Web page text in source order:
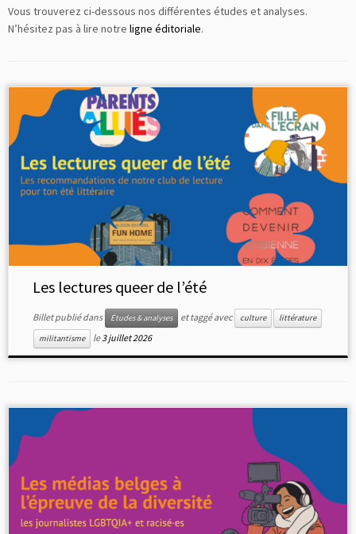
Vous trouverez ci-dessous nos différentes études et analyses.
N’hésitez pas à lire notre ligne éditoriale.
Les lectures queer de l’été
Billet publié dans Études & analyses et taggé avec culture
littérature
militantisme
le3 juillet 2026